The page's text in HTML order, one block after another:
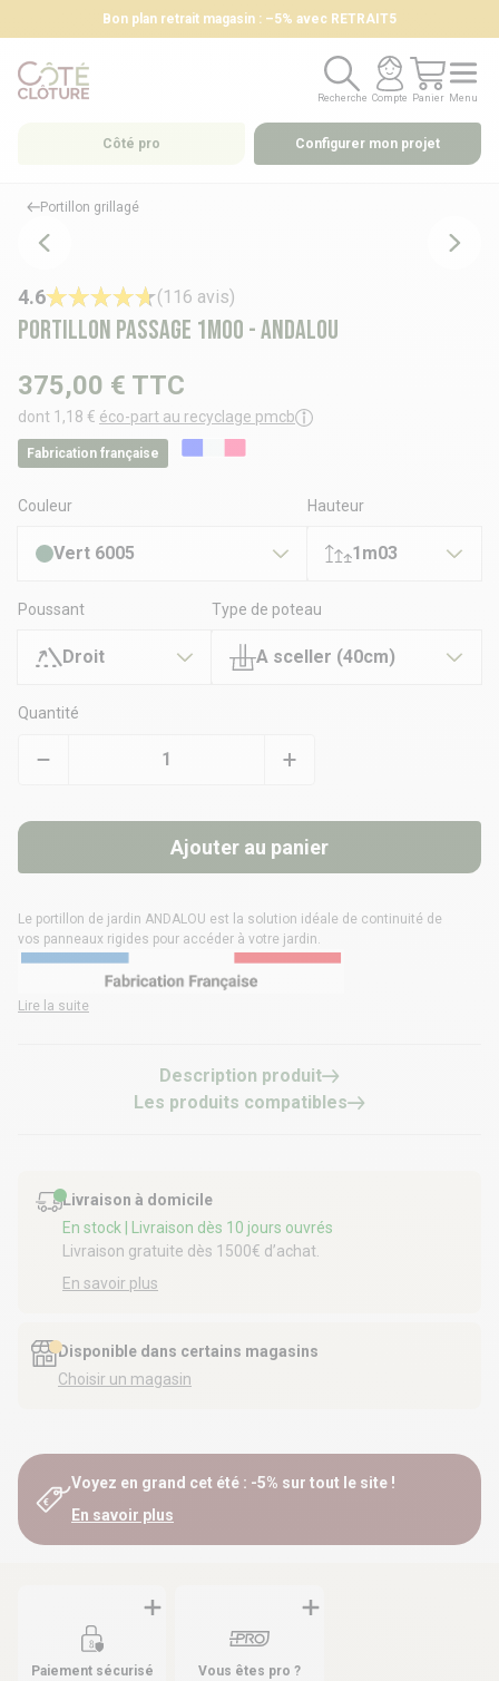
Bon plan retrait magasin : –5% avec RETRAIT5
Recherche
Recherche
Compte
Compte
Panier
Panier
Menu
Menu
Côté pro Configurer mon projet
Portillon grillagé
Portillon passage 1m00 - ANDALOU
4.6 (116 avis)
375,00 € TTC
dont 1,18 € éco-part au recyclage pmcb
Fabrication française
Couleur
Vert 6005
Hauteur
1m03
Poussant
Droit
Type de poteau
A sceller (40cm)
Quantité
Ajouter au panier
Le portillon de jardin ANDALOU est la solution idéale de continuité de
vos panneaux rigides pour accéder à votre jardin.
Lire la suite
Description produit
Les produits compatibles
Livraison à domicile
En stock
| Livraison dès 10 jours ouvrés
Livraison gratuite dès 1500€ d’achat.
En savoir plus
Disponible dans certains magasins
Choisir un magasin
Voyez en grand cet été : -5% sur tout le site !
En savoir plus
Paiement sécurisé
Vous êtes pro ?